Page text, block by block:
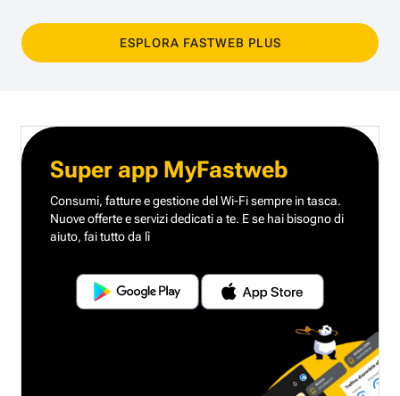
ESPLORA FASTWEB PLUS
Super app MyFastweb
Consumi, fatture e gestione del Wi-Fi sempre in tasca.
Nuove offerte e servizi dedicati a te. E se hai bisogno di
aiuto, fai tutto da lì